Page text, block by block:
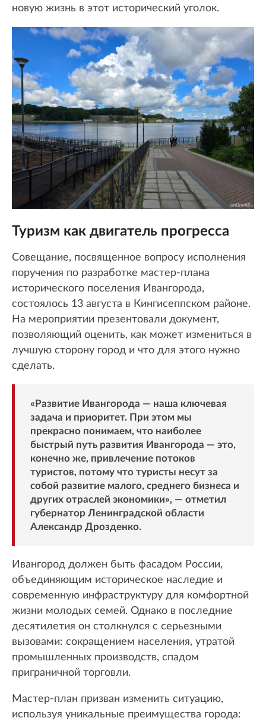
новую жизнь в этот исторический уголок.
Туризм как двигатель прогресса
Совещание, посвященное вопросу исполнения
поручения по разработке мастер-плана
исторического поселения Ивангорода,
состоялось 13 августа в Кингисеппском районе.
На мероприятии презентовали документ,
позволяющий оценить, как может измениться в
лучшую сторону город и что для этого нужно
сделать.
«Развитие Ивангорода — наша ключевая
задача и приоритет. При этом мы
прекрасно понимаем, что наиболее
быстрый путь развития Ивангорода — это,
конечно же, привлечение потоков
туристов, потому что туристы несут за
собой развитие малого, среднего бизнеса и
других отраслей экономики», — отметил
губернатор Ленинградской области
Александр Дрозденко.
Ивангород должен быть фасадом России,
объединяющим историческое наследие и
современную инфраструктуру для комфортной
жизни молодых семей. Однако в последние
десятилетия он столкнулся с серьезными
вызовами: сокращением населения, утратой
промышленных производств, спадом
приграничной торговли.
Мастер-план призван изменить ситуацию,
используя уникальные преимущества города: